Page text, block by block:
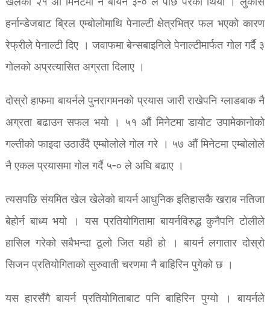
हर्नान्डेजबाट ब्रिल एम्बोलोमाथि पेनाल्टी क्षेत्रभित्र फल भएको कारण
रेफ्रीले पेनाल्टी दिए । जवाफमा बेन्सबाइनिले पेनाल्टीमार्फत गोल गर्दै ३
गोलको अप्रत्यासित अग्रता दिलाए ।
दोस्रो हाफमा बायर्नले पुनरागमनको प्रयास जारी राखेपनि ग्लाडबाक नै
अग्रता बढाउन सफल भयो । ५१ अ‍ौं मिनेटमा डायोट उपामेकानोको
गल्तीको फाइदा उठाउँदै एम्बोलोले गोल गरे । ५७ अ‍ौं मिनेटमा एम्बोलोले
नै एकल प्रयासमा गोल गर्दै ५-० ले अघि बढाए ।
त्यसपछि संयमित खेल खेलेको बायर्न आधुनिक इतिहासकै खराब नतिजा
बेहोर्न बाध्य भयो ‌‌। यस प्रतियोगितामा बायर्नविरुद्ध कुनैपनि टोलीले
हासिल गरेको सबैभन्दा ठूलो जित यही हो । बायर्न लगातार दोस्रो
सिजन प्रतियोगिताको सुरुवाती चरणमा नै बाहिरिन पुगेको छ ।
यस हारसँगै बायर्न प्रतियोगिताबाट पनि बाहिरिन पुग्यो । बायर्नले